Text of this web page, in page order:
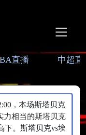
直播 中超直
，本场斯塔贝克
力相当的斯塔贝克
下。斯塔贝克vs埃